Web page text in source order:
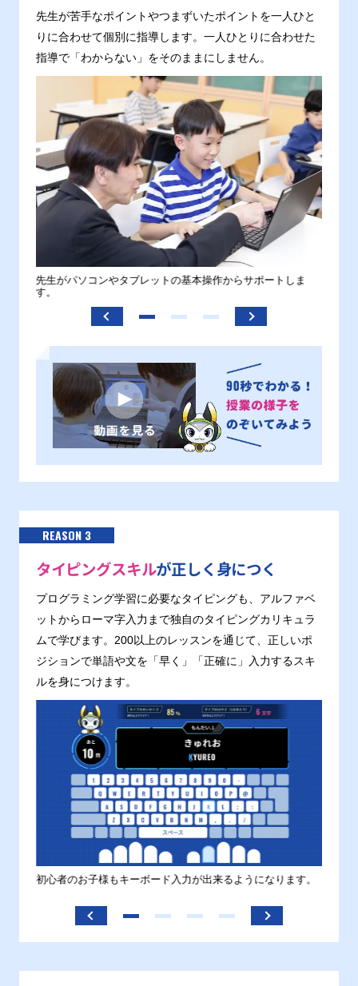
先生が苦手なポイントやつまずいたポイントを一人ひと
りに合わせて個別に指導します。一人ひとりに合わせた
指導で「わからない」をそのままにしません。
先生がパソコンやタブレットの基本操作からサポートしま
す。
REASON 3
タイピングスキルが正しく身につく
プログラミング学習に必要なタイピングも、アルファベ
ットからローマ字入力まで独自のタイピングカリキュラ
ムで学びます。200以上のレッスンを通じて、正しいポ
ジションで単語や文を「早く」「正確に」入力するスキ
ルを身につけます。
初心者のお子様もキーボード入力が出来るようになります。